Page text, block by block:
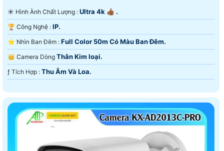
☀️ Hình Ành Chất Lượng : Ultra 4k 👍🏾 .
🏆 Công Nghệ : IP.
⭐ Nhìn Ban Đêm : Full Color 50m Có Màu Ban Ðêm.
👑 Camera Dòng Thân Kim loại.
️ƒ Tích Hợp : Thu Âm Và Loa.